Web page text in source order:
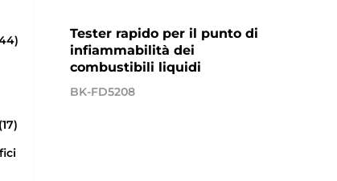
Tester rapido per il punto di
infiammabilità dei
combustibili liquidi
BK-FD5208